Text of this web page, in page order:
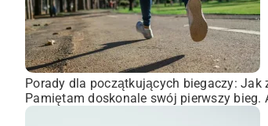
Porady dla początkujących biegaczy: Jak
Pamiętam doskonale swój pierwszy bieg.